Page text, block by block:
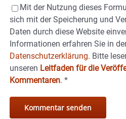
Mit der Nutzung dieses
sich mit der Speicherung und
Daten durch diese Website
Informationen erfahren Sie in
Datenschutzerklärung. Bitte
unseren Leitfaden für die
Kommentaren. *